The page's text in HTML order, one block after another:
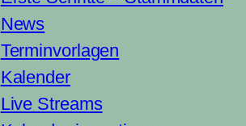
News
Terminvorlagen
Kalender
Live Streams